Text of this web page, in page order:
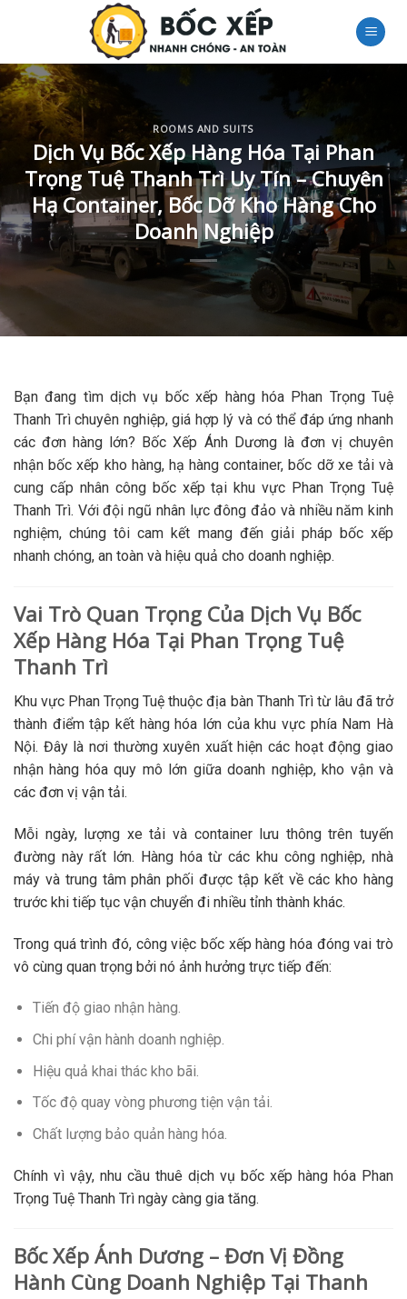
ROOMS AND SUITS
Dịch Vụ Bốc Xếp Hàng Hóa Tại Phan
Trọng Tuệ Thanh Trì Uy Tín – Chuyên
Hạ Container, Bốc Dỡ Kho Hàng Cho
Doanh Nghiệp
Bạn đang tìm dịch vụ bốc xếp hàng hóa Phan Trọng Tuệ
Thanh Trì chuyên nghiệp, giá hợp lý và có thể đáp ứng nhanh
các đơn hàng lớn? Bốc Xếp Ánh Dương là đơn vị chuyên
nhận bốc xếp kho hàng, hạ hàng container, bốc dỡ xe tải và
cung cấp nhân công bốc xếp tại khu vực Phan Trọng Tuệ
Thanh Trì. Với đội ngũ nhân lực đông đảo và nhiều năm kinh
nghiệm, chúng tôi cam kết mang đến giải pháp bốc xếp
nhanh chóng, an toàn và hiệu quả cho doanh nghiệp.
Vai Trò Quan Trọng Của Dịch Vụ Bốc
Xếp Hàng Hóa Tại Phan Trọng Tuệ
Thanh Trì
Khu vực Phan Trọng Tuệ thuộc địa bàn Thanh Trì từ lâu đã trở
thành điểm tập kết hàng hóa lớn của khu vực phía Nam Hà
Nội. Đây là nơi thường xuyên xuất hiện các hoạt động giao
nhận hàng hóa quy mô lớn giữa doanh nghiệp, kho vận và
các đơn vị vận tải.
Mỗi ngày, lượng xe tải và container lưu thông trên tuyến
đường này rất lớn. Hàng hóa từ các khu công nghiệp, nhà
máy và trung tâm phân phối được tập kết về các kho hàng
trước khi tiếp tục vận chuyển đi nhiều tỉnh thành khác.
Trong quá trình đó, công việc bốc xếp hàng hóa đóng vai trò
vô cùng quan trọng bởi nó ảnh hưởng trực tiếp đến:
Tiến độ giao nhận hàng.
Chi phí vận hành doanh nghiệp.
Hiệu quả khai thác kho bãi.
Tốc độ quay vòng phương tiện vận tải.
Chất lượng bảo quản hàng hóa.
Chính vì vậy, nhu cầu thuê dịch vụ bốc xếp hàng hóa Phan
Trọng Tuệ Thanh Trì ngày càng gia tăng.
Bốc Xếp Ánh Dương – Đơn Vị Đồng
Hành Cùng Doanh Nghiệp Tại Thanh